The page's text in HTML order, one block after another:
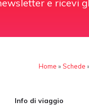
e ricevi
Home »Schede
Info di viaggio